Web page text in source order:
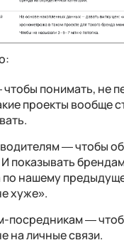
понимать, не
проекты вообще
— чтобы
показывать
по нашему
хуже».
посредникам —
на личные связи.